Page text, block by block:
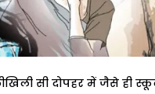
सी दोपहर में जैसे ही